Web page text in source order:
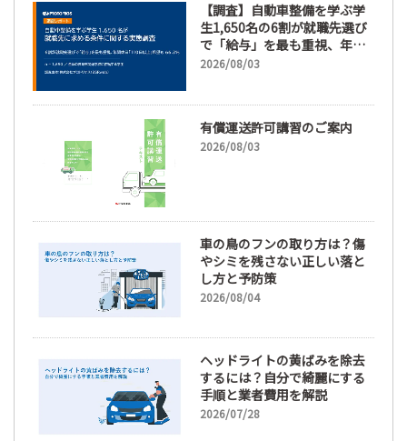
【調査】自動車整備を学ぶ学
生1,650名の6割が就職先選び
で「給与」を最も重視、年間
休日「110日以上」希望も
2026/08/03
有償運送許可講習のご案内
2026/08/03
車の鳥のフンの取り方は？傷
やシミを残さない正しい落と
し方と予防策
2026/08/04
ヘッドライトの黄ばみを除去
するには？自分で綺麗にする
手順と業者費用を解説
2026/07/28